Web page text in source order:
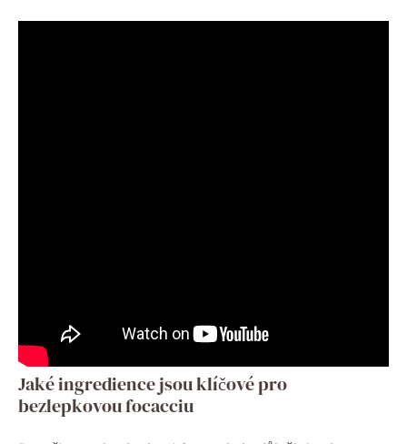
Jaké ingredience jsou klíčové pro
bezlepkovou focacciu